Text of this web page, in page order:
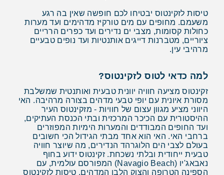
טיסות לזקינטוס יבטיחו לכם חופשה שאין בה רגע
משעמם. מחופים עם מים טורקיז מדהימים ועד מערות
כחולות קסומות, מצבי ים נדירים ועד כפרים הרריים
ציוריים, מטברנות דייגים אותנטיות ועד נופים טבעיים
מרהיבי עין.
למה כדאי לטוס לזקינטוס?
זקינטוס מציעה חוויה יוונית טבעית ואותנטית שמשלבת
מסורת איונית עם יופי טבעי מדהים בצורה מרהיבה. האי
היווני מציע מגוון עצום של חוויות - מזקינטוס העיר
ההיסטורית עם הכיכר המרכזית ובתי הכנסת העתיקים,
ועד החופים המבודדים והמערות הימיות המפוזרים
ברחבי האי. האי הוא אחד מבתי הגידול הכי חשובים
בעולם לצבי הים הלוגרהד הנדירים, מה שיוצר חוויה
טבעית ייחודית ובלתי נשכחת. זקינטוס ידוע בחוף
נאבאג'יו (Navagio Beach) המפורסם עולמית, עם
הספינה הטרופה והצוק הלבן המדהים. טיסות לזקינטוס